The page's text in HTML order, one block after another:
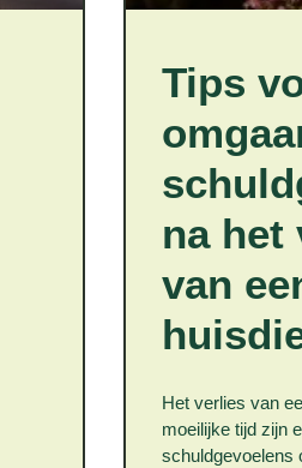
Tips
na het
van
Het verlies van
moeilijke tijd zijn
schuldgevoelens